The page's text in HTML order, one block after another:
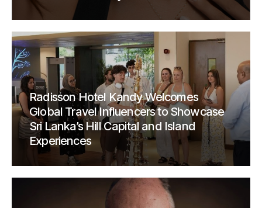
Radisson Hotel Kandy Welcomes
Global Travel Influencers to Showcase
Sri Lanka’s Hill Capital and Island
Experiences